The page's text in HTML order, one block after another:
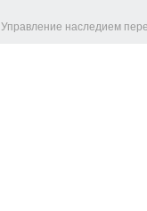
Управление наследием